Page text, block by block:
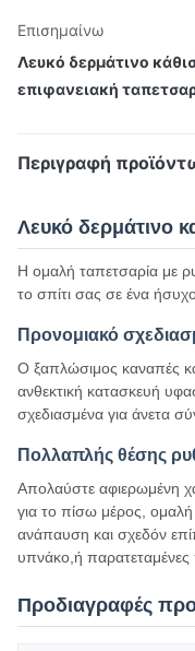
Επισημαίνω
Λευκό δερμάτινο
επιφανειακή
Περιγραφή
Λευκό δερμάτινο
Η ομαλή ταπετσαρία με
το σπίτι σας σε ένα
Προνομιακό
Ο ξαπλώσιμος καναπές
ανθεκτική κατασκευή
σχεδιασμένα για άνετα
Πολλαπλής θέσης
Απολαύστε αφιερωμένη
για το πίσω μέρος,
ανάπαυση και σχεδόν
υπνάκο,ή
Προδιαγραφές